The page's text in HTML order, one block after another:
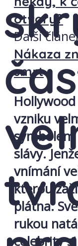
otvory?
Další
Nákaza
smrt
vzniku
slávy.
vnímání
kterou
plátna.
rukou
celebrity